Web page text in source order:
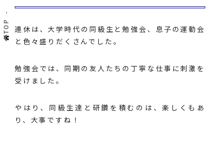
TOP
連休は、大学時代の同級生と勉強会、息子の運動会
と色々盛りだくさんでした。
勉強会では、同期の友人たちの丁寧な仕事に刺激を
受けました。
やはり、同級生達と研鑽を積むのは、楽しくもあ
り、大事ですね！